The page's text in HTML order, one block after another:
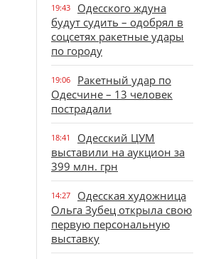
19:43
Одесского ждуна
будут судить – одобрял в
соцсетях ракетные удары
по городу
19:06
Ракетный удар по
Одесчине – 13 человек
пострадали
18:41
Одесский ЦУМ
выставили на аукцион за
399 млн. грн
14:27
Одесская художница
Ольга Зубец открыла свою
первую персональную
выставку